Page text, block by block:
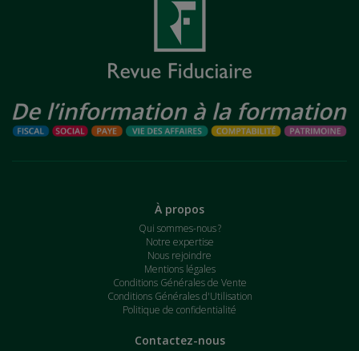
À propos
Qui sommes-nous ?
Notre expertise
Nous rejoindre
Mentions légales
Conditions Générales de Vente
Conditions Générales d'Utilisation
Politique de confidentialité
Contactez-nous